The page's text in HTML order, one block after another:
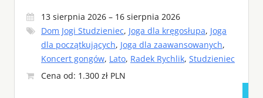
13 sierpnia 2026 – 16 sierpnia 2026
Dom Jogi Studzieniec, Joga dla kręgosłupa, Joga
dla początkujących, Joga dla zaawansowanych,
Koncert gongów, Lato, Radek Rychlik, Studzieniec
Cena od: 1.300 zł PLN